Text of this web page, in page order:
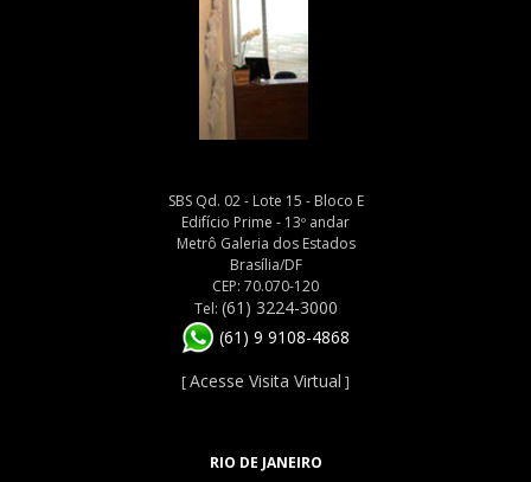
SBS Qd. 02 - Lote 15 - Bloco E
Edifício Prime - 13º andar
Metrô Galeria dos Estados
Brasília/DF
CEP: 70.070-120
Tel: (61) 3224-3000
(61) 9 9108-4868
[Acesse Visita Virtual ]
RIO DE JANEIRO